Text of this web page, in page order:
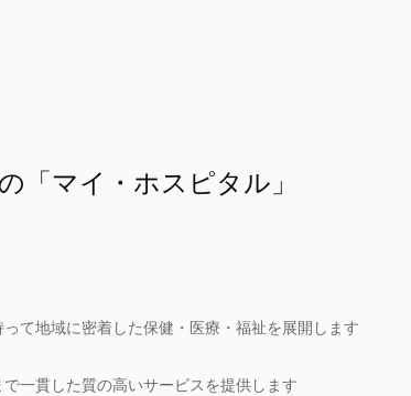
「マイ・ホスピタル」
て地域に密着した保健・医療・福祉を展開します
一貫した質の高いサービスを提供します